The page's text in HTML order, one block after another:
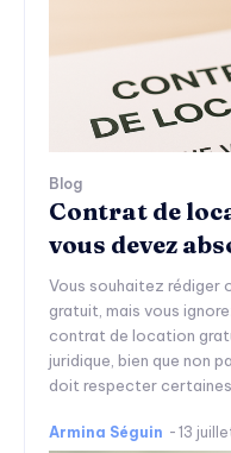
Blog
Contrat de
vous devez
Vous souhaitez rédiger
gratuit, mais vous
contrat de location
juridique, bien que non
doit respecter
Armina Séguin - 13